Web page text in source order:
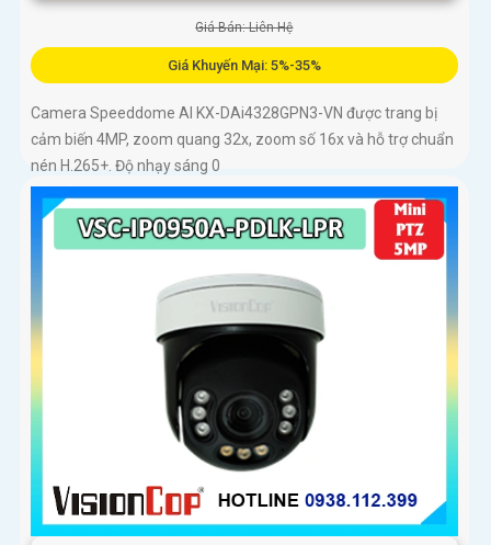
Giá Bán: Liên Hệ
Giá Khuyến Mại: 5%-35%
Camera Speeddome AI KX-DAi4328GPN3-VN được trang bị
cảm biến 4MP, zoom quang 32x, zoom số 16x và hỗ trợ chuẩn
nén H.265+. Độ nhạy sáng 0